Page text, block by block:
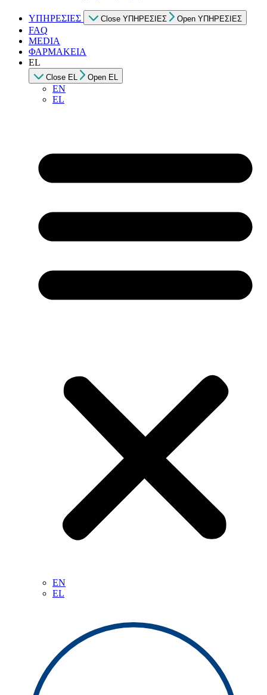
ΥΠΗΡΕΣΙΕΣ Close ΥΠΗΡΕΣΙΕΣ Open ΥΠΗΡΕΣΙΕΣ
FAQ
MEDIA
ΦΑΡΜΑΚΕΙΑ
EL
Close EL Open EL
EN
EL
EN
EL